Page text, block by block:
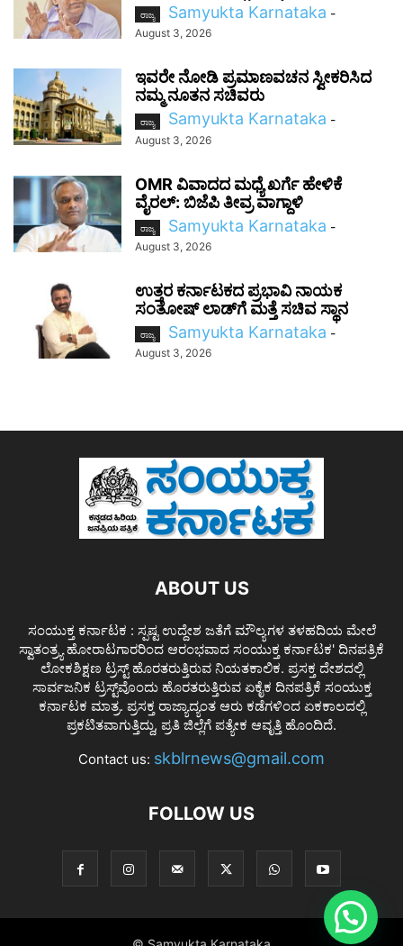
ರಾಜ್ಯ Samyukta Karnataka -
August 3, 2026
ಇವರೇ ನೋಡಿ ಪ್ರಮಾಣವಚನ ಸ್ವೀಕರಿಸಿದ
ನಮ್ಮ ನೂತನ ಸಚಿವರು
ರಾಜ್ಯ Samyukta Karnataka -
August 3, 2026
OMR ವಿವಾದದ ಮಧ್ಯೆ ಖರ್ಗೆ ಹೇಳಿಕೆ
ವೈರಲ್: ಬಿಜೆಪಿ ತೀವ್ರ ವಾಗ್ದಾಳಿ
ರಾಜ್ಯ Samyukta Karnataka -
August 3, 2026
ಉತ್ತರ ಕರ್ನಾಟಕದ ಪ್ರಭಾವಿ ನಾಯಕ
ಸಂತೋಷ್‌ ಲಾಡ್‌ಗೆ ಮತ್ತೆ ಸಚಿವ ಸ್ಥಾನ
ರಾಜ್ಯ Samyukta Karnataka -
August 3, 2026
ABOUT US
ಸಂಯುಕ್ತ ಕರ್ನಾಟಕ : ಸ್ಪಷ್ಟ ಉದ್ದೇಶ ಜತೆಗೆ ಮೌಲ್ಯಗಳ ತಳಹದಿಯ ಮೇಲೆ
ಸ್ವಾತಂತ್ರ್ಯ ಹೋರಾಟಗಾರರಿಂದ ಆರಂಭವಾದ ಸಂಯುಕ್ತ ಕರ್ನಾಟಕ' ದಿನಪತ್ರಿಕೆ
ಲೋಕಶಿಕ್ಷಣ ಟ್ರಸ್ಟ್ ಹೊರತರುತ್ತಿರುವ ನಿಯತಕಾಲಿಕ. ಪ್ರಸಕ್ತ ದೇಶದಲ್ಲಿ
ಸಾರ್ವಜನಿಕ ಟ್ರಸ್ಟ್‌ವೊಂದು ಹೊರತರುತ್ತಿರುವ ಏಕೈಕ ದಿನಪತ್ರಿಕೆ ಸಂಯುಕ್ತ
ಕರ್ನಾಟಕ ಮಾತ್ರ. ಪ್ರಸಕ್ತ ರಾಜ್ಯಾದ್ಯಂತ ಆರು ಕಡೆಗಳಿಂದ ಏಕಕಾಲದಲ್ಲಿ
ಪ್ರಕಟಿತವಾಗುತ್ತಿದ್ದು, ಪ್ರತಿ ಜಿಲ್ಲೆಗೆ ಪತ್ಯೇಕ ಆವೃತ್ತಿ ಹೊಂದಿದೆ.
Contact us: skblrnews@gmail.com
FOLLOW US